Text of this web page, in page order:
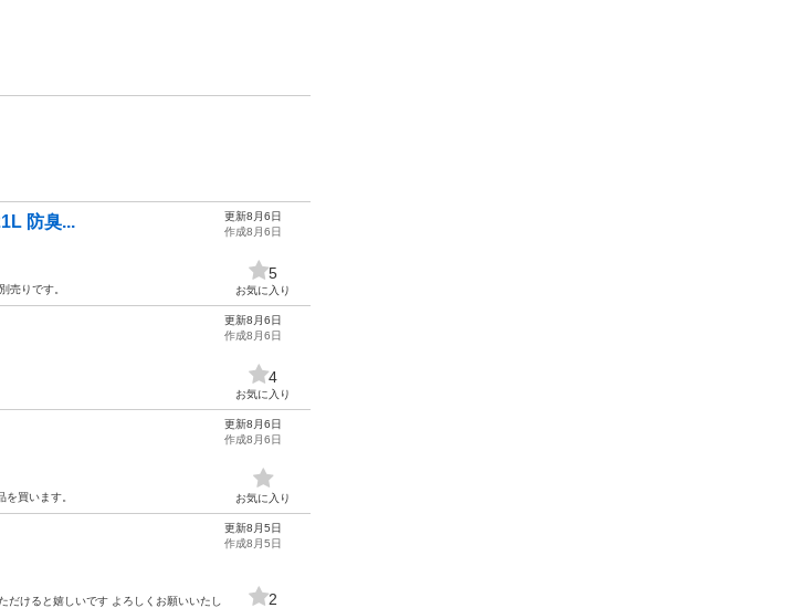
防臭...
売りです。
更新8月6日
作成8月6日
5
お気に入り
更新8月6日
作成8月6日
4
お気に入り
買います。
更新8月6日
作成8月6日
お気に入り
けると嬉しいです よろしくお願いいたし
更新8月5日
作成8月5日
2